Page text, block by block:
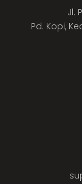
Jl.
Pd. Kopi,